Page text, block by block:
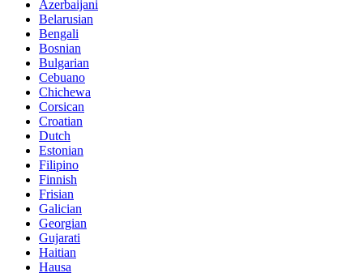
Azerbaijani
Belarusian
Bengali
Bosnian
Bulgarian
Cebuano
Chichewa
Corsican
Croatian
Dutch
Estonian
Filipino
Finnish
Frisian
Galician
Georgian
Gujarati
Haitian
Hausa